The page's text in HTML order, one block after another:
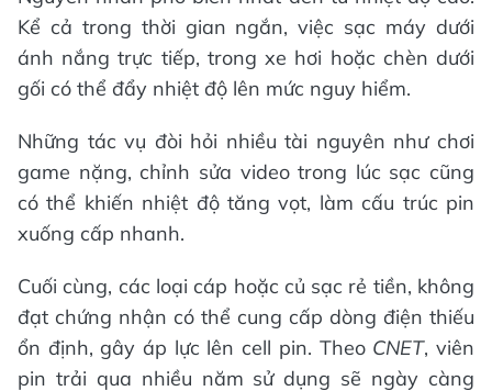
Kể cả trong thời gian ngắn, việc sạc máy dưới
ánh nắng trực tiếp, trong xe hơi hoặc chèn dưới
gối có thể đẩy nhiệt độ lên mức nguy hiểm.
Những tác vụ đòi hỏi nhiều tài nguyên như chơi
game nặng, chỉnh sửa video trong lúc sạc cũng
có thể khiến nhiệt độ tăng vọt, làm cấu trúc pin
xuống cấp nhanh.
Cuối cùng, các loại cáp hoặc củ sạc rẻ tiền, không
đạt chứng nhận có thể cung cấp dòng điện thiếu
ổn định, gây áp lực lên cell pin. Theo CNET, viên
pin trải qua nhiều năm sử dụng sẽ ngày càng